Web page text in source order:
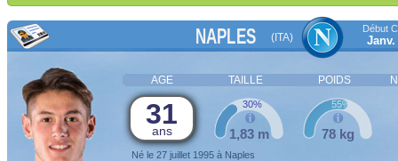
NAPLES (ITA)
Début
Janv.
AGE TAILLE POIDS
31
ans
Né le 27 juillet 1995 à Naples
1,83 m
30%
78 kg
55%